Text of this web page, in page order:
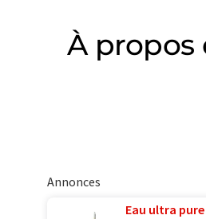
À propos
Annonces
Eau ultra